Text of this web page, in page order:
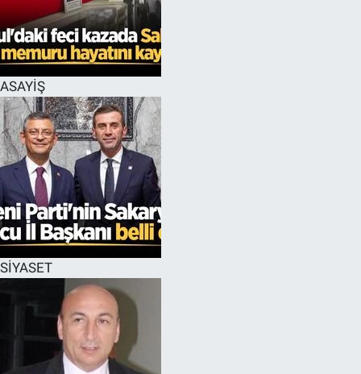
ASAYİŞ
SİYASET
EĞİTİM
MAGAZİN
ÖZEL HABER
HALK54 PANORAMA